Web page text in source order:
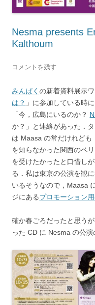
Nesma presents
Kalthoum
コメントを残す
みんぱく の新着資料展示
は？ 」に参加している時
「今，広島にいるのか？
か？」と連絡があった．
は Maasa の常だけれども
を知らなかった関西のベ
を受けたかったと口惜し
る．私は東京の公演を観
いるそうなので，Maasa
ジにあるプロモーション
確か春ごろだったと思うが
った CD に Nesma の公演